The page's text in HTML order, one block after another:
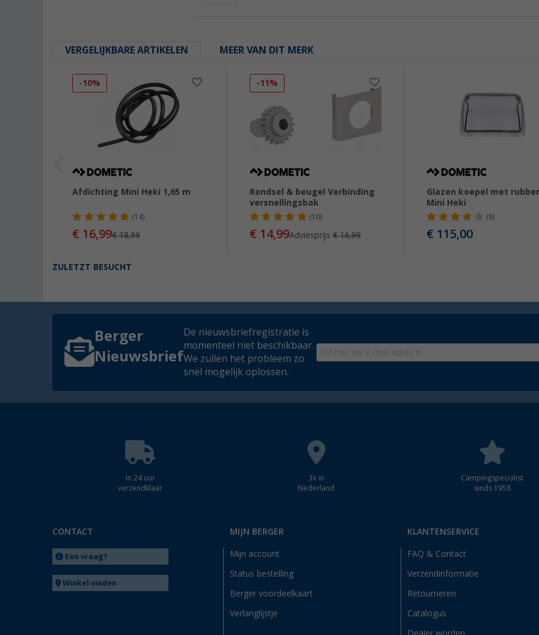
VERGELIJKBARE ARTIKELEN MEER VAN DIT MERK
-10%
Afdichting Mini Heki 1,65 m
(14)
€ 16,99€ 18,99
-11%
Rondsel & beugel Verbinding
versnellingsbak
(10)
€ 14,99Adviesprijs € 16,99
Glazen koepel met rubber
Mini Heki
(8)
€ 115,00
ZULETZT BESUCHT
Berger
Nieuwsbrief
De nieuwsbriefregistratie is
momenteel niet beschikbaar.
We zullen het probleem zo
snel mogelijk oplossen.
In 24 uur
verzendklaar
3x in
Nederland
Campingspecialist
sinds 1958
CONTACT
Een vraag?
Winkel vinden
MIJN BERGER
Mijn account
Status bestelling
Berger voordeelkaart
Verlanglijstje
KLANTENSERVICE
FAQ & Contact
Verzendinformatie
Retourneren
Catalogus